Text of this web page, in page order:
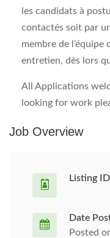
les candidats à
contactés soit par
membre de
entretien, dès lors
All Applications
looking for work
Job Overview
Listing
Date
Posted